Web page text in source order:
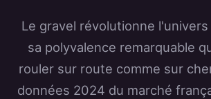
Le gravel révolutionne
sa polyvalence remarquable
rouler sur route comme sur
données 2024 du marché